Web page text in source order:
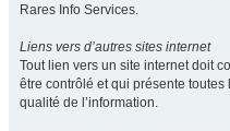
Rares Info Services.
Liens vers d’autres sites internet
Tout lien vers un site internet doit
être contrôlé et qui présente
qualité de l’information.